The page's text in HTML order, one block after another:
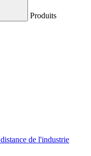
Produits
de l'industrie